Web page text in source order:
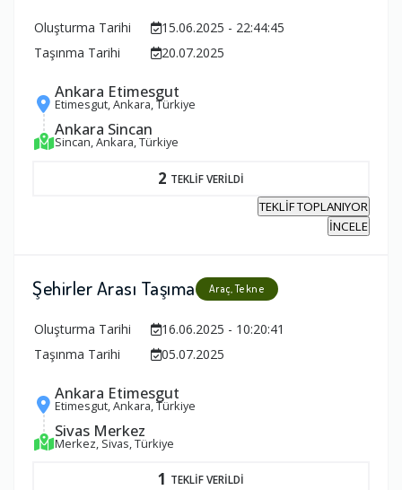
Oluşturma Tarihi
15.06.2025 - 22:44:45
Taşınma Tarihi
20.07.2025
Ankara Etimesgut
Etimesgut, Ankara, Türkiye
Ankara Sincan
Sincan, Ankara, Türkiye
2 TEKLİF VERİLDİ
TEKLİF TOPLANIYOR
İNCELE
Şehirler Arası Taşıma Araç, Tekne
Oluşturma Tarihi
16.06.2025 - 10:20:41
Taşınma Tarihi
05.07.2025
Ankara Etimesgut
Etimesgut, Ankara, Türkiye
Sivas Merkez
Merkez, Sivas, Türkiye
1 TEKLİF VERİLDİ